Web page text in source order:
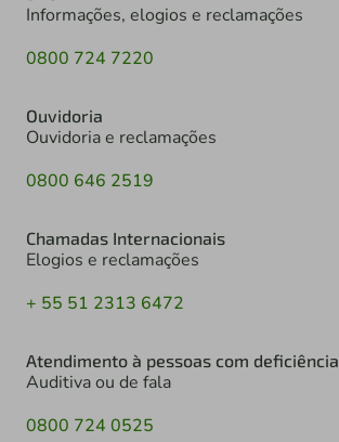
Informações, elogios e reclamações
0800 724 7220
Ouvidoria
Ouvidoria e reclamações
0800 646 2519
Chamadas Internacionais
Elogios e reclamações
+ 55 51 2313 6472
Atendimento à pessoas com deficiência
Auditiva ou de fala
0800 724 0525